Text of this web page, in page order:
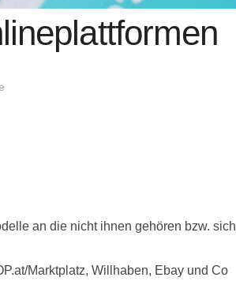
an die nicht ihnen gehören bzw. sich
Marktplatz, Willhaben, Ebay und Co